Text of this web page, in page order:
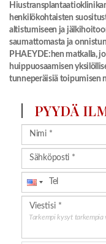
henkilökohtaisten
altistumiseen ja
saumattomasta ja
PHAEYDE:hen matkalla,
huippuosaamisen
tunneperäisiä toipumisen
PYYDÄ
Tarkempi kysyt tarkempia